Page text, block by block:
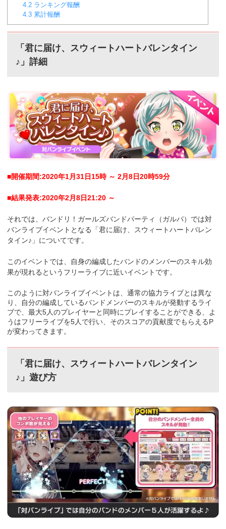
4.2 ランキング報酬
4.3 累計報酬
「君に届け、スウィートハートバレンタイン
♪」詳細
■開催期間:2020年1月31日15時 ～ 2月8日20時59分
■結果発表:2020年2月8日21:20 ～
それでは、バンドリ！ガールズバンドパーティ（ガルパ）では対
バンライブイベントとなる「君に届け、スウィートハートバレン
タイン♪」についてです。
このイベントでは、自身の編成したバンドのメンバーのスキル効
果が現れるというフリーライブに近いイベントです。
このように対バンライブイベントは、通常の協力ライブとは異な
り、自分の編成しているバンドメンバーのスキルが発動するライ
ブで、最大5人のプレイヤーと同時にプレイすることができる、よ
うはフリーライブを5人で行い、そのスコアの貢献度でもらえるP
が変わってきます。
「君に届け、スウィートハートバレンタイン
♪」遊び方